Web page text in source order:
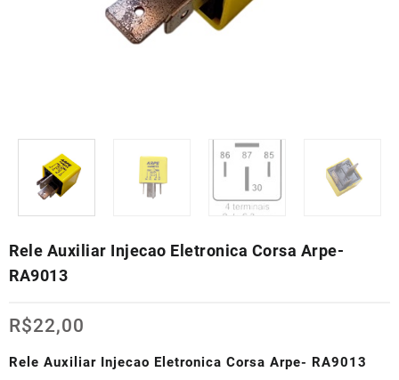
Rele Auxiliar Injecao Eletronica Corsa Arpe-
RA9013
R$22,00
Rele Auxiliar Injecao Eletronica Corsa Arpe- RA9013